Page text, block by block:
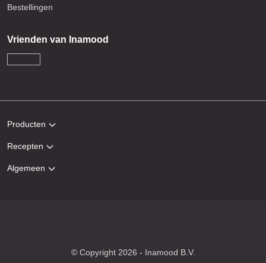
Bestellingen
Vrienden van Inamood
Producten
Recepten
Algemeen
© Copyright 2026 - Inamood B.V.